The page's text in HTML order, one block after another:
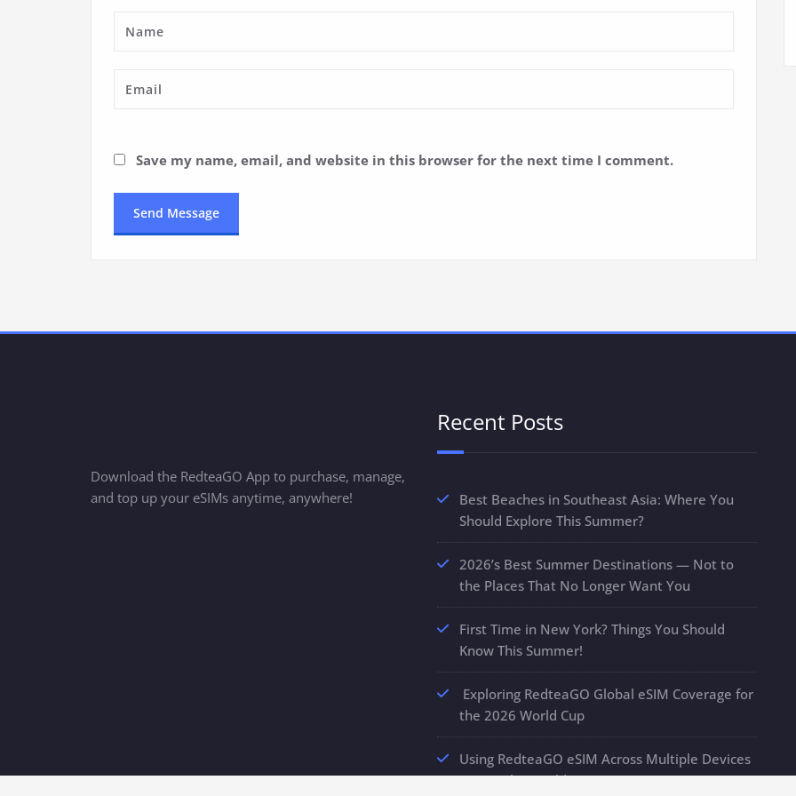
Save my name, email, and website in this browser for the next time I comment.
Download the RedteaGO App to purchase, manage,
and top up your eSIMs anytime, anywhere!
Recent Posts
Best Beaches in Southeast Asia: Where You
Should Explore This Summer?
2026’s Best Summer Destinations — Not to
the Places That No Longer Want You
First Time in New York? Things You Should
Know This Summer!
Exploring RedteaGO Global eSIM Coverage for
the 2026 World Cup
Using RedteaGO eSIM Across Multiple Devices
During the World Cup